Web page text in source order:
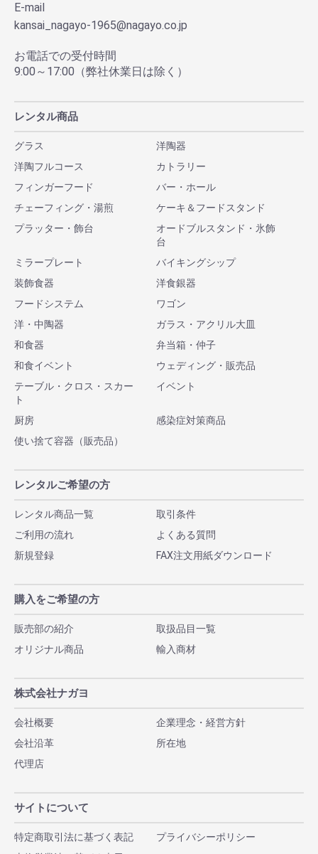
E-mail
kansai_nagayo-1965@nagayo.co.jp
お電話での受付時間
9:00～17:00（弊社休業日は除く）
レンタル商品
グラス
洋陶器
洋陶フルコース
カトラリー
フィンガーフード
バー・ホール
チェーフィング・湯煎
ケーキ＆フードスタンド
プラッター・飾台
オードブルスタンド・氷飾
台
ミラープレート
バイキングシップ
装飾食器
洋食銀器
フードシステム
ワゴン
洋・中陶器
ガラス・アクリル大皿
和食器
弁当箱・仲子
和食イベント
ウェディング・販売品
テーブル・クロス・スカー
ト
イベント
厨房
感染症対策商品
使い捨て容器（販売品）
レンタルご希望の方
レンタル商品一覧
取引条件
ご利用の流れ
よくある質問
新規登録
FAX注文用紙ダウンロード
購入をご希望の方
販売部の紹介
取扱品目一覧
オリジナル商品
輸入商材
株式会社ナガヨ
会社概要
企業理念・経営方針
会社沿革
所在地
代理店
サイトについて
特定商取引法に基づく表記
プライバシーポリシー